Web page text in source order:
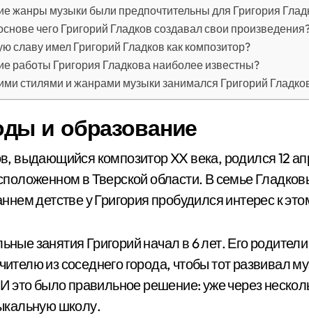
жанры музыки были предпочтительны для Григория
чего Григорий Гладков создавал свои
славу имел Григорий Гладков как композитор?
работы Григория Гладкова наиболее известны?
стилями и жанрами музыки занимался Григорий
и образование
выдающийся композитор XX века, родился 12
в Тверской области. В семье
детстве у Григория пробудился интерес к
занятия Григорий начал в 6 лет. Его
из соседнего города, чтобы тот развивал
это было правильное решение: уже через
школу.